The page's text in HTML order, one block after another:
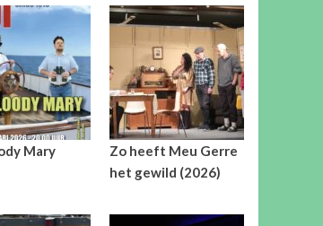
Mary
Zo heeft Meu Gerre
het gewild (2026)